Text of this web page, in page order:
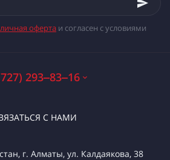
оферта и согласен с условиями
293‒83‒16
С НАМИ
г. Алматы, ул. Калдаякова, 38